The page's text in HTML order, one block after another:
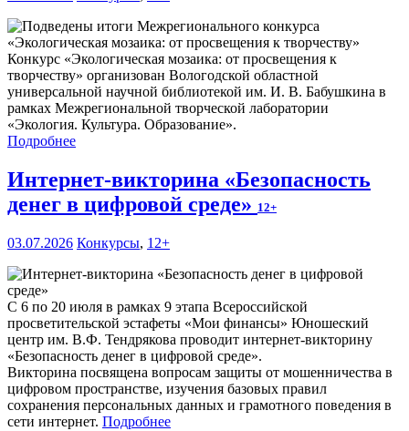
Конкурс «Экологическая мозаика: от просвещения к
творчеству» организован Вологодской областной
универсальной научной библиотекой им. И. В. Бабушкина в
рамках Межрегиональной творческой лаборатории
«Экология. Культура. Образование».
Подробнее
Интернет-викторина «Безопасность
денег в цифровой среде» 12+
03.07.2026 Конкурсы, 12+
С 6 по 20 июля в рамках 9 этапа Всероссийской
просветительской эстафеты «Мои финансы» Юношеский
центр им. В.Ф. Тендрякова проводит интернет-викторину
«Безопасность денег в цифровой среде».
Викторина посвящена вопросам защиты от мошенничества в
цифровом пространстве, изучения базовых правил
сохранения персональных данных и грамотного поведения в
сети интернет. Подробнее